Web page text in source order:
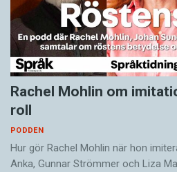
Rachel Mohlin om
roll
PODDEN
Hur gör Rachel Mohlin när hon
Anka, Gunnar Strömmer och Liza